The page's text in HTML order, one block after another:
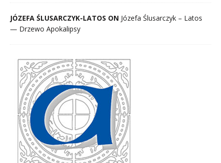
JÓZEFA ŚLUSARCZYK-LATOS ON Józefa Ślusarczyk – Latos
— Drzewo Apokalipsy